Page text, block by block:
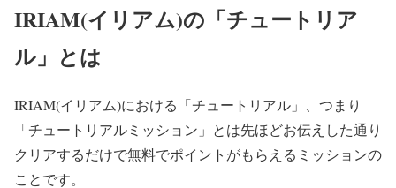
IRIAM(イリアム)の「チュートリア
ル」とは
IRIAM(イリアム)における「チュートリアル」、つまり
「チュートリアルミッション」とは先ほどお伝えした通り
クリアするだけで無料でポイントがもらえるミッションの
ことです。